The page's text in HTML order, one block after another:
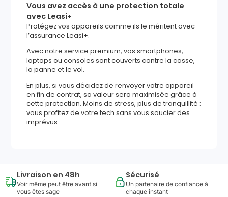
Vous avez accès à une protection totale
avec Leasi+
Protégez vos appareils comme ils le méritent avec
l’assurance Leasi+.
Avec notre service premium, vos smartphones,
laptops ou consoles sont couverts contre la casse,
la panne et le vol.
En plus, si vous décidez de renvoyer votre appareil
en fin de contrat, sa valeur sera maximisée grâce à
cette protection. Moins de stress, plus de tranquillité :
vous profitez de votre tech sans vous soucier des
imprévus.
Livraison en 48h
Voir même peut être avant si
vous êtes sage
Sécurisé
Un partenaire de confiance à
chaque instant